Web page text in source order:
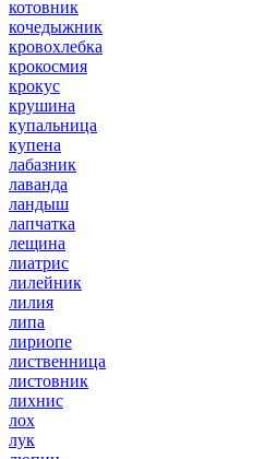
котовник
кочедыжник
кровохлебка
крокосмия
крокус
крушина
купальница
купена
лабазник
лаванда
ландыш
лапчатка
лещина
лиатрис
лилейник
лилия
липа
лириопе
лиственница
листовник
лихнис
лох
лук